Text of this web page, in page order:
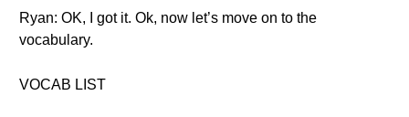
Ryan: OK, I got it. Ok, now let’s move on to the
vocabulary.
VOCAB LIST